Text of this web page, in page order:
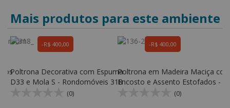
Mais produtos para este ambiente
R$ 400,00 R$ 400,00
Poltrona Decorativa com Espuma
D33 e Mola S - Rondomóveis 318
(0)
Poltrona em Madeira Maciça com
Encosto e Assento Estofados -
(0)